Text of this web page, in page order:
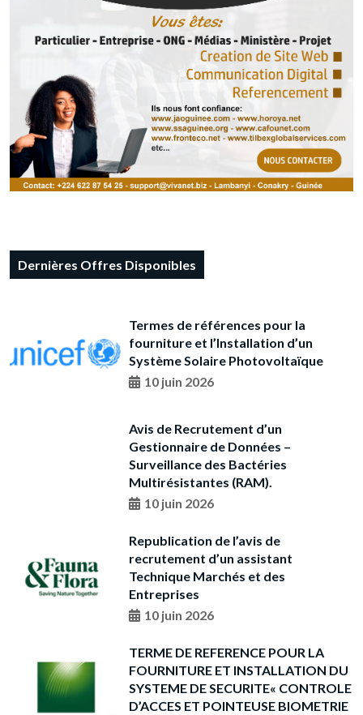
Dernières Offres Disponibles
Termes de références pour la
fourniture et l’Installation d’un
Système Solaire Photovoltaïque
10 juin 2026
Avis de Recrutement d’un
Gestionnaire de Données –
Surveillance des Bactéries
Multirésistantes (RAM).
10 juin 2026
Republication de l’avis de
recrutement d’un assistant
Technique Marchés et des
Entreprises
10 juin 2026
TERME DE REFERENCE POUR LA
FOURNITURE ET INSTALLATION DU
SYSTEME DE SECURITE« CONTROLE
D’ACCES ET POINTEUSE BIOMETRIE